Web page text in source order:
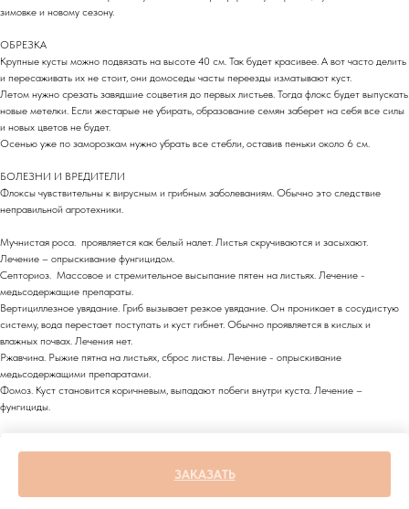
ЗАКАЗАТЬ
зимовке и новому сезону.
ОБРЕЗКА
Крупные кусты можно подвязать на высоте 40 см. Так будет красивее. А вот часто делить
и пересаживать их не стоит, они домоседы часты переезды изматывают куст.
Летом нужно срезать завядшие соцветия до первых листьев. Тогда флокс будет выпускать
новые метелки. Если жестарые не убирать, образование семян заберет на себя все силы
и новых цветов не будет.
Осенью уже по заморозкам нужно убрать все стебли, оставив пеньки около 6 см.
БОЛЕЗНИ И ВРЕДИТЕЛИ
Флоксы чувствительны к вирусным и грибным заболеваниям. Обычно это следствие
неправильной агротехники.
Мучнистая роса. проявляется как белый налет. Листья скручиваются и засыхают.
Лечение – опрыскивание фунгицидом.
Септориоз. Массовое и стремительное высыпание пятен на листьях. Лечение -
медьсодержащие препараты.
Вертициллезное увядание. Гриб вызывает резкое увядание. Он проникает в сосудистую
систему, вода перестает поступать и куст гибнет. Обычно проявляется в кислых и
влажных почвах. Лечения нет.
Ржавчина. Рыжие пятна на листьях, сброс листвы. Лечение - опрыскивание
медьсодержащими препаратами.
Фомоз. Куст становится коричневым, выпадают побеги внутри куста. Лечение –
фунгициды.
Также на флоксы нападают слизни, улитки, слюнявая пенница, различные гусеницы,
трипсы. В этой борьбе хороши все способы от ловушек, до специальных препаратов. Тут
тило у вас в саду зоопарк, либо кратота!